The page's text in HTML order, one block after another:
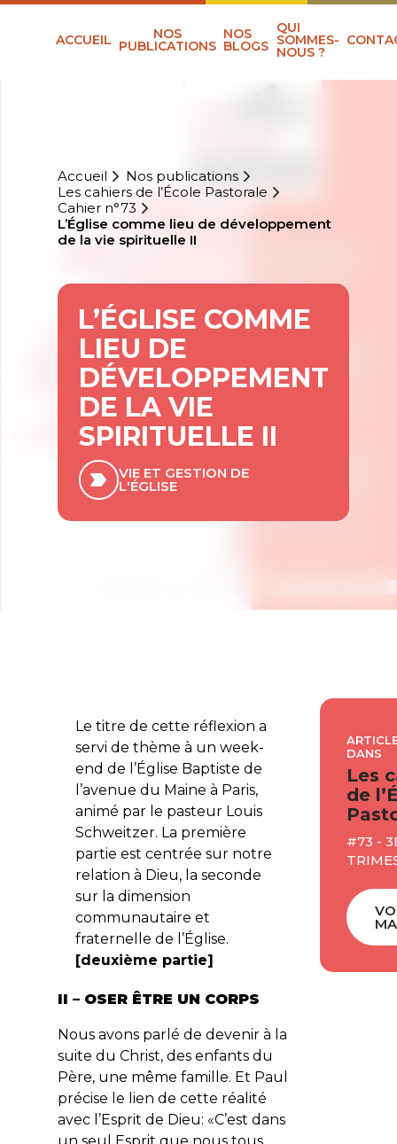
ACCUEIL NOS
PUBLICATIONS
NOS
BLOGS
QUI
SOMMES-
NOUS ?
Accueil
Nos publications
Les cahiers de l’École Pastorale
Cahier n°73
L’Église comme lieu de développement
de la vie spirituelle II
L’ÉGLISE COMME
LIEU DE
DÉVELOPPEMENT
DE LA VIE
SPIRITUELLE II
VIE ET GESTION DE
L'ÉGLISE
Le titre de cette réflexion a
servi de thème à un week-
end de l’Église Baptiste de
l’avenue du Maine à Paris,
animé par le pasteur Louis
Schweitzer. La première
partie est centrée sur notre
relation à Dieu, la seconde
sur la dimension
communautaire et
fraternelle de l’Église.
[deuxième partie]
II – OSER ÊTRE UN CORPS
Nous avons parlé de devenir à la
suite du Christ, des enfants du
Père, une même famille. Et Paul
précise le lien de cette réalité
avec l’Esprit de Dieu: «C’est dans
DANS
Les
de
#73 -